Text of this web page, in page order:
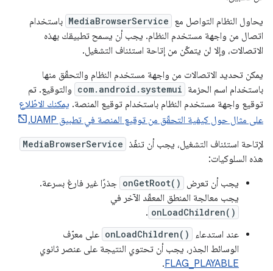
يحاول النظام التواصل مع MediaBrowserService باستخدام
اتصال من واجهة مستخدم النظام. يجب أن يسمح تطبيقك بهذه
الاتصالات، وإلا لن يتمكّن من إتاحة استئناف التشغيل.
يمكن تحديد الاتصالات من واجهة مستخدم النظام والتحقّق منها
باستخدام اسم الحزمة com.android.systemui والتوقيع. تم
توقيع واجهة مستخدم النظام باستخدام توقيع المنصة. يمكنك الاطّلاع
على مثال حول كيفية التحقّق من توقيع المنصة في تطبيق UAMP.
لإتاحة استئناف التشغيل، يجب أن تنفّذ MediaBrowserService
هذه السلوكيات:
يجب أن تعرض
onGetRoot() جذرًا غير فارغ بسرعة.
يجب معالجة المنطق المعقّد الآخر في
onLoadChildren()
.
عند استدعاء
onLoadChildren() على معرّف
الوسائط الجذر، يجب أن تحتوي النتيجة على عنصر ثانوي
FLAG_PLAYABLE
.